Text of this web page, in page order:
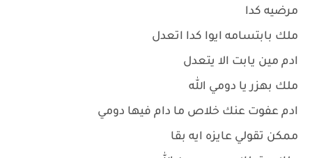
مرضيه كدا
ملك بابتسامه ايوا كدا اتعدل
ادم مين يابت الا يتعدل
ملك بهزر يا دومي الله
ادم عفوت عنك خلاص ما دام فيها دومي
ممكن تقولي عايزه ايه بقا